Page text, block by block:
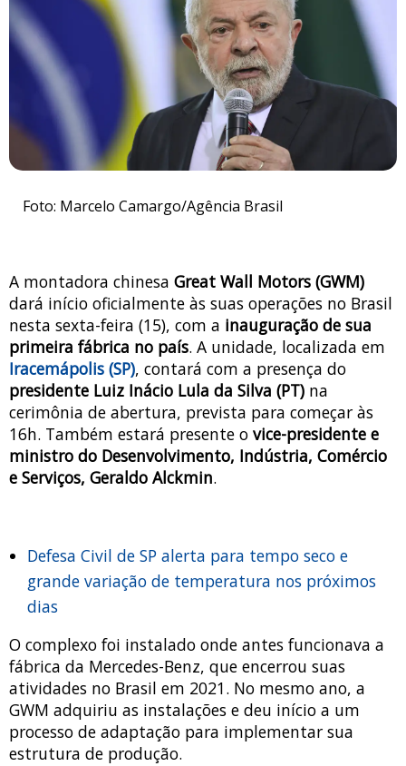
Foto: Marcelo Camargo/Agência Brasil
A montadora chinesa Great Wall Motors (GWM)
dará início oficialmente às suas operações no Brasil
nesta sexta-feira (15), com a inauguração de sua
primeira fábrica no país. A unidade, localizada em
Iracemápolis (SP), contará com a presença do
presidente Luiz Inácio Lula da Silva (PT) na
cerimônia de abertura, prevista para começar às
16h. Também estará presente o vice-presidente e
ministro do Desenvolvimento, Indústria, Comércio
e Serviços, Geraldo Alckmin.
Defesa Civil de SP alerta para tempo seco e
grande variação de temperatura nos próximos
dias
O complexo foi instalado onde antes funcionava a
fábrica da Mercedes-Benz, que encerrou suas
atividades no Brasil em 2021. No mesmo ano, a
GWM adquiriu as instalações e deu início a um
processo de adaptação para implementar sua
estrutura de produção.